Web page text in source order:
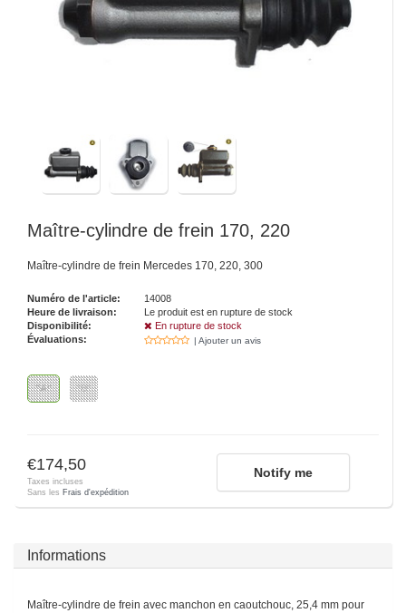
Maître-cylindre de frein 170, 220
Maître-cylindre de frein Mercedes 170, 220, 300
Numéro de l'article:
14008
Heure de livraison:
Le produit est en rupture de stock
Disponibilité:
En rupture de stock
Évaluations:
| Ajouter un avis
"A" "B"
€174,50
Taxes incluses
Sans les Frais d'expédition
Notify me
Informations
Maître-cylindre de frein avec manchon en caoutchouc, 25,4 mm pour